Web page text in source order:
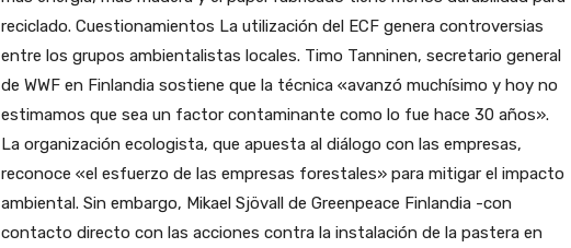
reciclado. Cuestionamientos La utilización del ECF genera controversias
entre los grupos ambientalistas locales. Timo Tanninen, secretario general
de WWF en Finlandia sostiene que la técnica «avanzó muchísimo y hoy no
estimamos que sea un factor contaminante como lo fue hace 30 años».
La organización ecologista, que apuesta al diálogo con las empresas,
reconoce «el esfuerzo de las empresas forestales» para mitigar el impacto
ambiental. Sin embargo, Mikael Sjövall de Greenpeace Finlandia -con
contacto directo con las acciones contra la instalación de la pastera en